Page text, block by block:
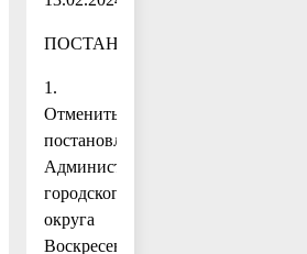
ПОСТАНОВЛЯЮ:
1.
Отменить
постановление
Администрации
городского
округа
Воскресенск